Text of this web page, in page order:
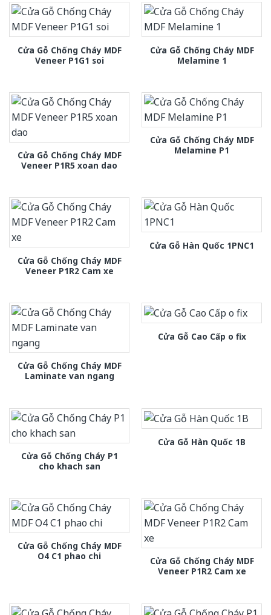
Cửa Gỗ Chống Cháy MDF
Veneer P1G1 soi
Cửa Gỗ Chống Cháy MDF
Melamine 1
Cửa Gỗ Chống Cháy MDF
Veneer P1R5 xoan dao
Cửa Gỗ Chống Cháy MDF
Melamine P1
Cửa Gỗ Chống Cháy MDF
Veneer P1R2 Cam xe
Cửa Gỗ Hàn Quốc 1PNC1
Cửa Gỗ Chống Cháy MDF
Laminate van ngang
Cửa Gỗ Cao Cấp o fix
Cửa Gỗ Chống Cháy P1
cho khach san
Cửa Gỗ Hàn Quốc 1B
Cửa Gỗ Chống Cháy MDF
O4 C1 phao chi
Cửa Gỗ Chống Cháy MDF
Veneer P1R2 Cam xe